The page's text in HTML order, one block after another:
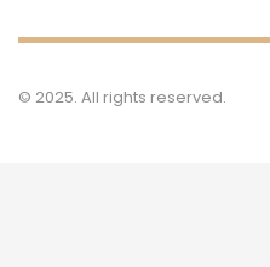
© 2025. All rights reserved.